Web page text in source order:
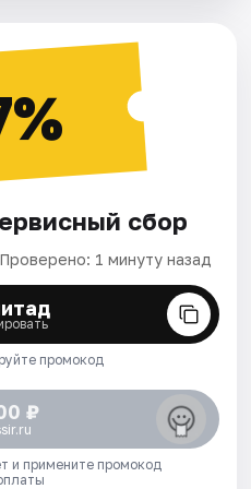
сбор
Проверено: 1 минуту назад
промокод
₽
и примените промокод